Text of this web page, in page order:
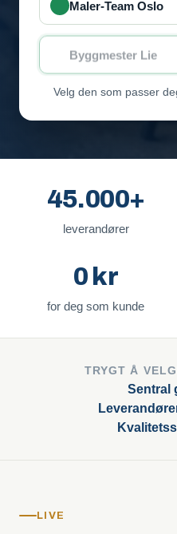
Maler-Team Oslo
Byggmester Lie
Velg den som passer
45.000+
leverandører
0 kr
for deg som kunde
TRYGT Å
Sentral
LIVE